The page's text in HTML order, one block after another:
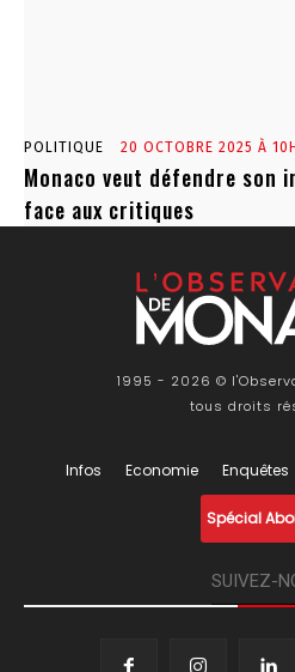
POLITIQUE 20 OCTOBRE 2025 À
Monaco veut défendre son
face aux critiques
1995 - 2026 ©
tous droits
Infos Economie Enquêtes
Spécial
SUIVEZ-